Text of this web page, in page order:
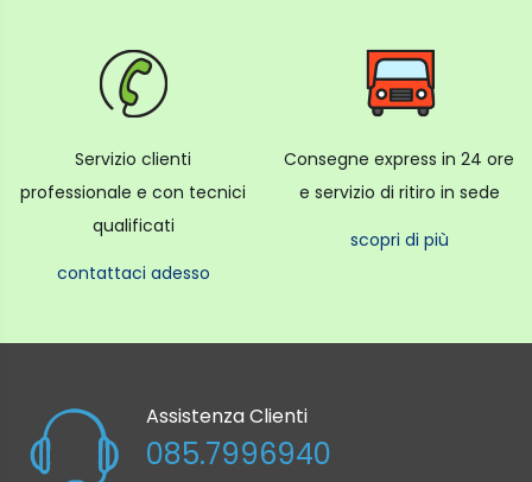
Servizio clienti
professionale e con tecnici
qualificati
contattaci adesso
Consegne express in 24 ore
e servizio di ritiro in sede
scopri di più
Assistenza Clienti
085.7996940